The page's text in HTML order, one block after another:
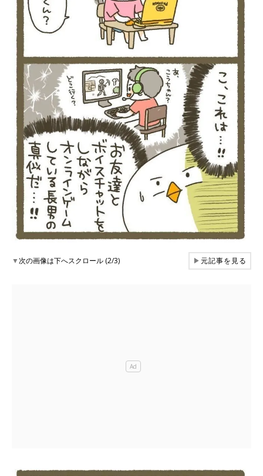
▼次の画像は下へスクロール (2/3) ▶元記事を見る